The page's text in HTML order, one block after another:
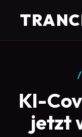
KI-
jetzt